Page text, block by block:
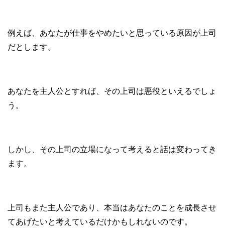
例えば、あなたが仕事をやめたいと思っている原因が上司
だとします。
あなたを主人公とすれば、その上司は悪役といえるでしょ
う。
しかし、その上司の立場になって考えると話は変わってき
ます。
上司もまた主人公であり、本当はあなたのことを成長させ
てあげたいと考えているだけかもしれないのです。